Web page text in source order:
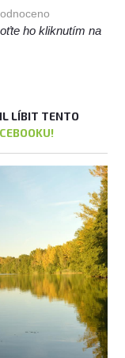
ho kliknutím na
LÍBIT TENTO